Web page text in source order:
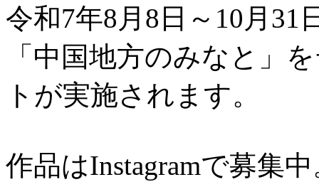
令和7年8月8日～10月31
「中国地方のみなと」
トが実施されます。
作品はInstagramで募集